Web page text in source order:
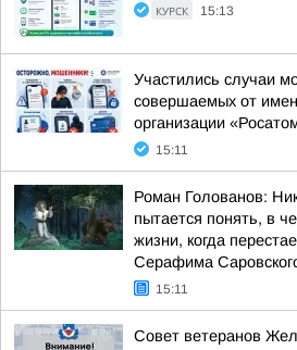
КУРСК 15:13
Участились случаи
совершаемых от
организации
15:11
Роман Голованов:
пытается понять, в
жизни, когда
Серафима
15:11
Совет ветеранов